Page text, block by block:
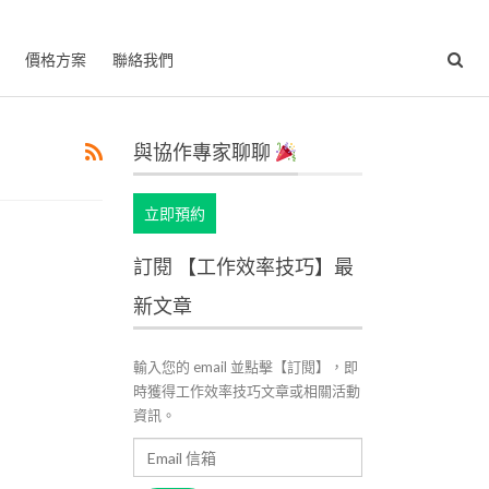
價格方案 聯絡我們
與協作專家聊聊
立即預約
訂閱 【工作效率技巧】最
新文章
輸入您的 email 並點擊【訂閱】，即
時獲得工作效率技巧文章或相關活動
資訊。
信